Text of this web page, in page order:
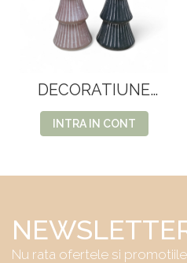
DECORATIUNE
BRAD 1910.2.35
INTRA IN CONT
Nu rata ofertele si